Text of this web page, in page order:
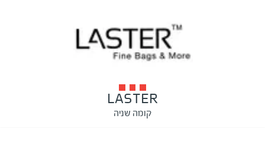
LASTER
קומה שניה